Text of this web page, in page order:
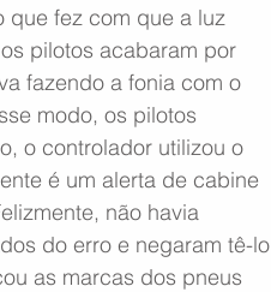
que fez com que a luz
pilotos acabaram por
fazendo a fonia com o
modo, os pilotos
o controlador utilizou o
é um alerta de cabine
não havia
do erro e negaram tê-lo
as marcas dos pneus